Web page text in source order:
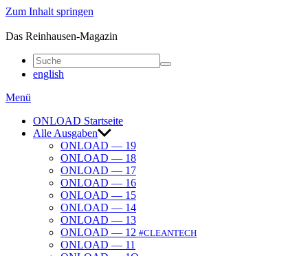
Zum Inhalt springen
Das Reinhausen-Magazin
english
Menü
ONLOAD Start­seite
Alle Ausgaben
ONLOAD — 19
ONLOAD — 18
ONLOAD — 17
ONLOAD — 16
ONLOAD — 15
ONLOAD — 14
ONLOAD — 13
ONLOAD — 12 #CLEANTECH
ONLOAD — 11